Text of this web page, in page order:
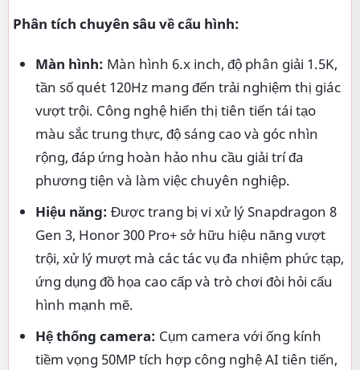
Phân tích chuyên sâu về cấu hình:
Màn hình: Màn hình 6.x inch, độ phân giải 1.5K,
tần số quét 120Hz mang đến trải nghiệm thị giác
vượt trội. Công nghệ hiển thị tiên tiến tái tạo
màu sắc trung thực, độ sáng cao và góc nhìn
rộng, đáp ứng hoàn hảo nhu cầu giải trí đa
phương tiện và làm việc chuyên nghiệp.
Hiệu năng: Được trang bị vi xử lý Snapdragon 8
Gen 3, Honor 300 Pro+ sở hữu hiệu năng vượt
trội, xử lý mượt mà các tác vụ đa nhiệm phức tạp,
ứng dụng đồ họa cao cấp và trò chơi đòi hỏi cấu
hình mạnh mẽ.
Hệ thống camera: Cụm camera với ống kính
tiềm vọng 50MP tích hợp công nghệ AI tiên tiến,